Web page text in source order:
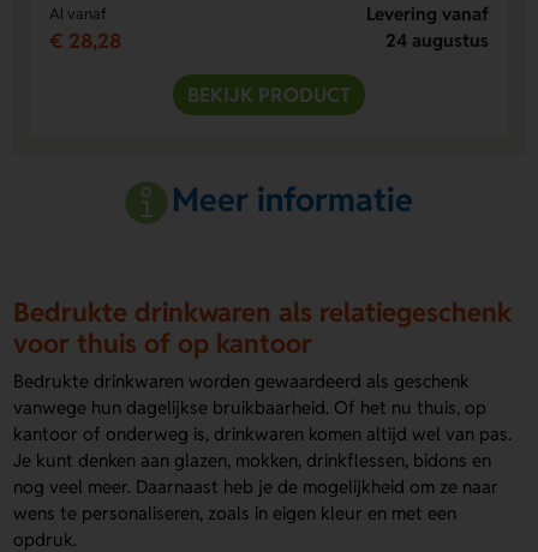
Al vanaf
€ 28,28
Levering vanaf
24 augustus
BEKIJK PRODUCT
Meer informatie
Bedrukte drinkwaren als relatiegeschenk
voor thuis of op kantoor
Bedrukte drinkwaren worden gewaardeerd als geschenk
vanwege hun dagelijkse bruikbaarheid. Of het nu thuis, op
kantoor of onderweg is, drinkwaren komen altijd wel van pas.
Je kunt denken aan glazen, mokken, drinkflessen, bidons en
nog veel meer. Daarnaast heb je de mogelijkheid om ze naar
wens te personaliseren, zoals in eigen kleur en met een
opdruk.